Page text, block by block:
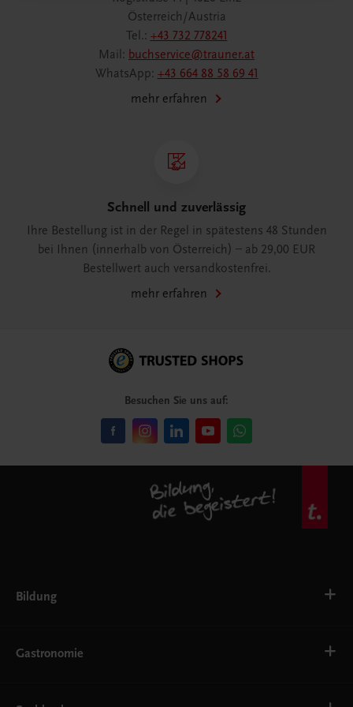
Österreich/Austria
Tel.: +43 732 778241
Mail: buchservice@trauner.at
WhatsApp: +43 664 88 58 69 41
mehr erfahren
Schnell und zuverlässig
Ihre Bestellung ist in der Regel in spätestens 48 Stunden
bei Ihnen (innerhalb von Österreich) – ab 29,00 EUR
Bestellwert auch versandkostenfrei.
mehr erfahren
Besuchen Sie uns auf:
Bildung
AHS
EWF/ZWF
Gastronomie